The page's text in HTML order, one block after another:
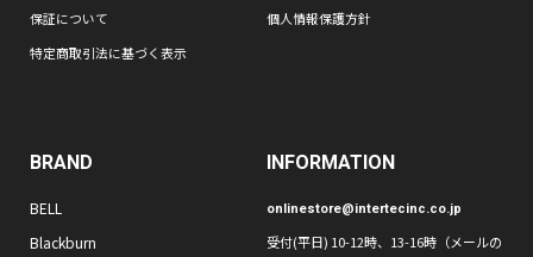
保証について
個人情報保護方針
特定商取引法に基づく表示
BRAND
BELL
Blackburn
INFORMATION
onlinestore@intertecinc.co.jp
受付(平日) 10-12時、13-16時（メールの